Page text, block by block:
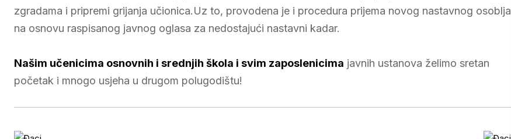
zgradama i pripremi grijanja učionica.Uz to, provodena je i procedura prijema novog nastavnog osoblja
na osnovu raspisanog javnog oglasa za nedostajući nastavni kadar.
Našim učenicima osnovnih i srednjih škola i svim zaposlenicima javnih ustanova želimo sretan
početak i mnogo usjeha u drugom polugodištu!